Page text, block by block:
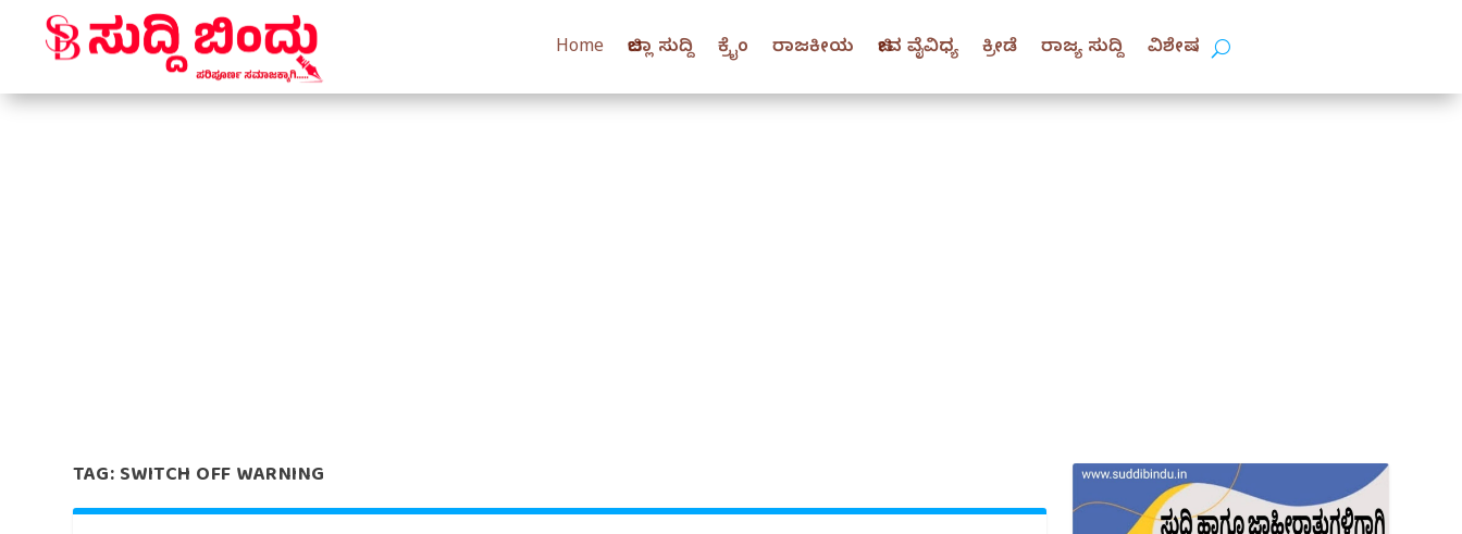
Home ಜಿಲ್ಲಾ ಸುದ್ದಿ ಕ್ರೈಂ ರಾಜಕೀಯ ಜೀವ ವೈವಿಧ್ಯ ಕ್ರೀಡೆ ರಾಜ್ಯ ಸುದ್ದಿ ವಿಶೇಷ
TAG:SWITCH OFF WARNING